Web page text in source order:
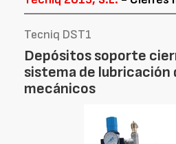
Tecniq DST1
Depósitos soporte
sistema de lubricación
mecánicos